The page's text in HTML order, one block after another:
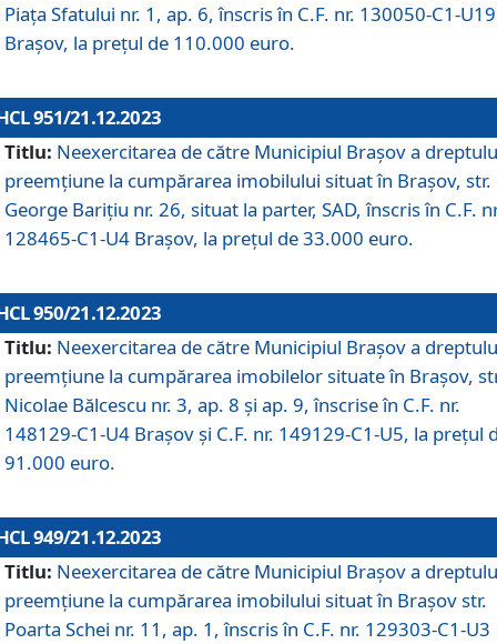
Piața Sfatului nr. 1, ap. 6, înscris în C.F. nr. 130050-C1-U19
Brașov, la prețul de 110.000 euro.
951/21.12.2023
Titlu: Neexercitarea de către Municipiul Brașov a
preemțiune la cumpărarea imobilului situat în Brașov, str.
George Barițiu nr. 26, situat la parter, SAD, înscris în C.F.
128465-C1-U4 Brașov, la prețul de 33.000 euro.
950/21.12.2023
Titlu: Neexercitarea de către Municipiul Brașov a
preemțiune la cumpărarea imobilelor situate în Brașov,
Nicolae Bălcescu nr. 3, ap. 8 și ap. 9, înscrise în C.F. nr.
148129-C1-U4 Brașov și C.F. nr. 149129-C1-U5, la prețul
91.000 euro.
949/21.12.2023
Titlu: Neexercitarea de către Municipiul Brașov a
preemțiune la cumpărarea imobilului situat în Brașov str.
Poarta Schei nr. 11, ap. 1, înscris în C.F. nr. 129303-C1-U3